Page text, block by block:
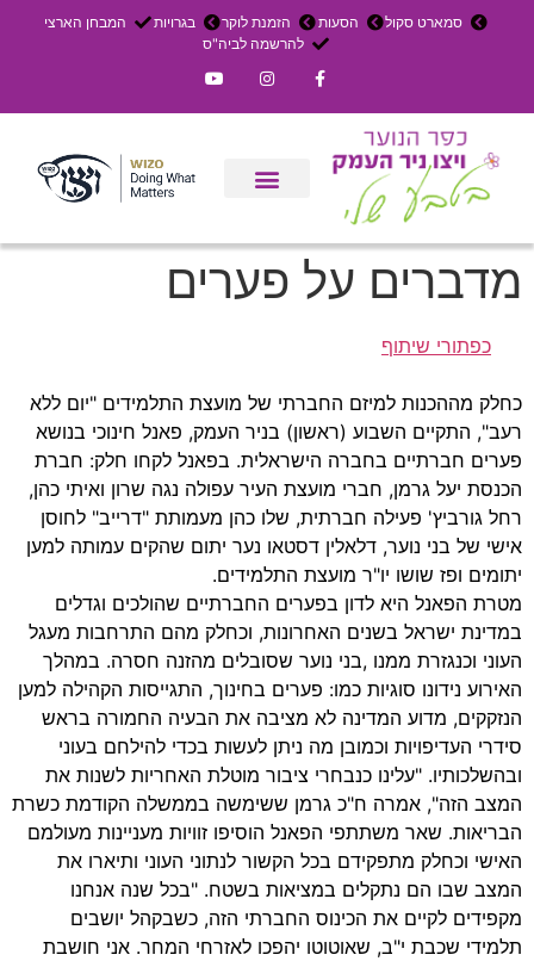
סמארט סקול הסעות הזמנת לוקר בגרויות
המבחן הארצי
להרשמה לביה"ס
מדברים על פערים
כפתורי שיתוף
כחלק מההכנות למיזם החברתי של מועצת התלמידים "יום ללא
רעב", התקיים השבוע (ראשון) בניר העמק, פאנל חינוכי בנושא
פערים חברתיים בחברה הישראלית. בפאנל לקחו חלק: חברת
הכנסת יעל גרמן, חברי מועצת העיר עפולה נגה שרון ואיתי כהן,
רחל גורביץ' פעילה חברתית, שלו כהן מעמותת "דרייב" לחוסן
אישי של בני נוער, דלאלין דסטאו נער יתום שהקים עמותה למען
יתומים ופז שושו יו"ר מועצת התלמידים.
מטרת הפאנל היא לדון בפערים החברתיים שהולכים וגדלים
במדינת ישראל בשנים האחרונות, וכחלק מהם התרחבות מעגל
העוני וכנגזרת ממנו ,בני נוער שסובלים מהזנה חסרה. במהלך
האירוע נידונו סוגיות כמו: פערים בחינוך, התגייסות הקהילה למען
הנזקקים, מדוע המדינה לא מציבה את הבעיה החמורה בראש
סידרי העדיפויות וכמובן מה ניתן לעשות בכדי להילחם בעוני
ובהשלכותיו. "עלינו כנבחרי ציבור מוטלת האחריות לשנות את
המצב הזה", אמרה ח"כ גרמן ששימשה בממשלה הקודמת כשרת
הבריאות. שאר משתתפי הפאנל הוסיפו זוויות מעניינות מעולמם
האישי וכחלק מתפקידם בכל הקשור לנתוני העוני ותיארו את
המצב שבו הם נתקלים במציאות בשטח. "בכל שנה אנחנו
מקפידים לקיים את הכינוס החברתי הזה, כשבקהל יושבים
תלמידי שכבת י"ב, שאוטוטו יהפכו לאזרחי המחר. אני חושבת